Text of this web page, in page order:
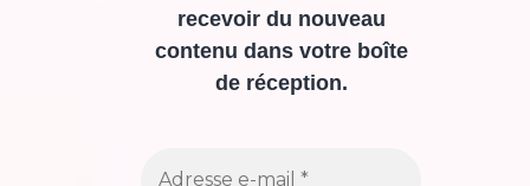
recevoir du nouveau
contenu dans votre boîte
de réception.